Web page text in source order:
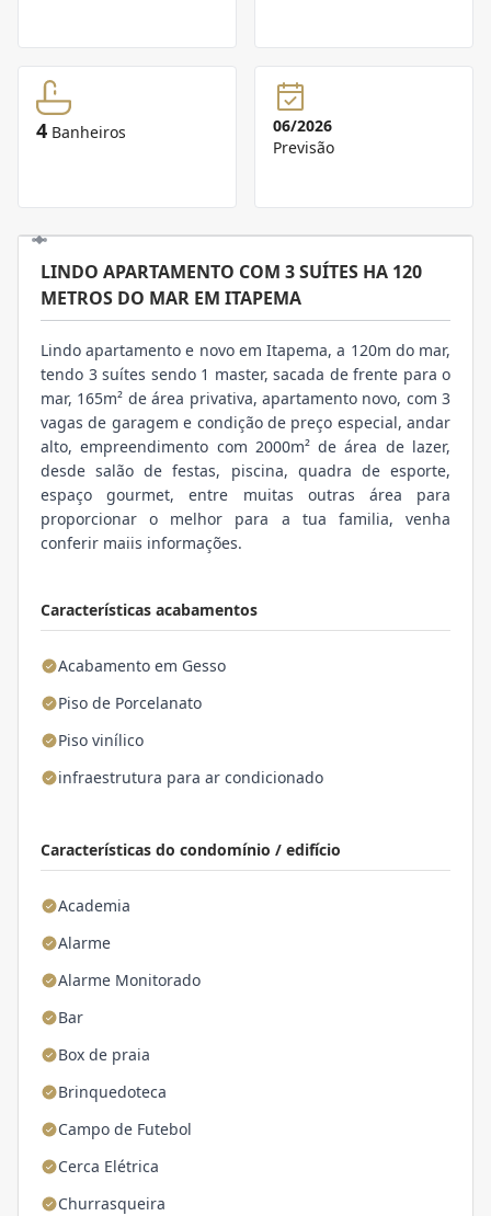
4 Banheiros
06/2026
Previsão
Características acabamentos
Acabamento em Gesso
Piso de Porcelanato
Piso vinílico
infraestrutura para ar condicionado
Características do condomínio / edifício
Academia
Alarme
Alarme Monitorado
Bar
Box de praia
Brinquedoteca
Campo de Futebol
Cerca Elétrica
Churrasqueira
LINDO APARTAMENTO COM 3 SUÍTES HA 120
METROS DO MAR EM ITAPEMA
Lindo apartamento e novo em Itapema, a 120m do mar,
tendo 3 suítes sendo 1 master, sacada de frente para o
mar, 165m² de área privativa, apartamento novo, com 3
vagas de garagem e condição de preço especial, andar
alto, empreendimento com 2000m² de área de lazer,
desde salão de festas, piscina, quadra de esporte,
espaço gourmet, entre muitas outras área para
proporcionar o melhor para a tua familia, venha
conferir maiis informações.